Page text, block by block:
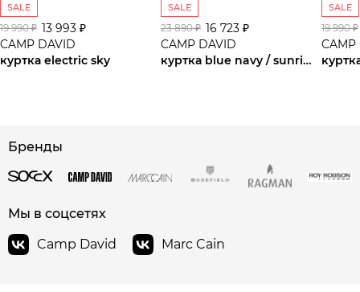
SALE
19 990 ₽ 13 993 ₽
CAMP DAVID
куртка electric sky
SALE
23 890 ₽ 16 723 ₽
CAMP DAVID
куртка blue navy / sunrise neon
SALE
19 990 ₽
CAMP
Бренды
Мы в соцсетях
Camp David
Marc Cain